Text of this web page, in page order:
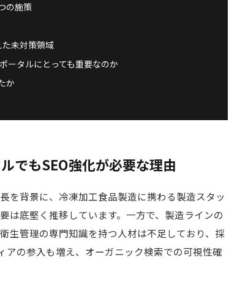
の施策
た未対策領域
ータルにとっても重要なのか
か
でもSEO強化が必要な理由
を背景に、冷凍加工食品製造に携わる製造スタッ
は底堅く推移しています。一方で、製造ラインの
生管理の専門知識を持つ人材は不足しており、採
アの参入も増え、オーガニック検索での可視性確